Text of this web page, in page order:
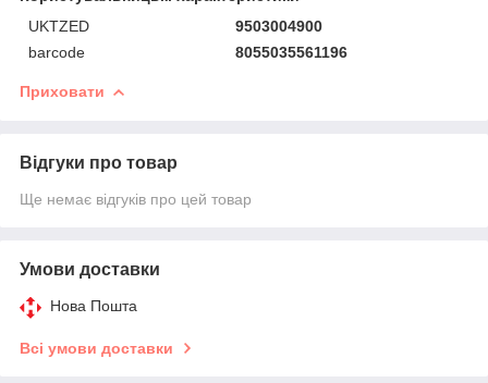
UKTZED
9503004900
barcode
8055035561196
Приховати
Відгуки про товар
Ще немає відгуків про цей товар
Умови доставки
Нова Пошта
Всі умови доставки